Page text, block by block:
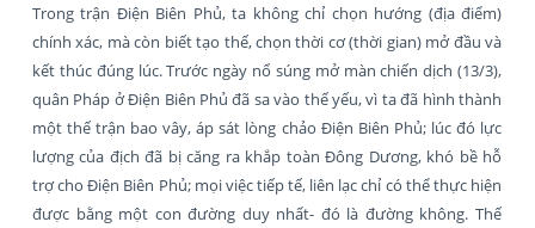
Trong trận Điện Biên Phủ, ta không chỉ chọn hướng (địa điểm)
chính xác, mà còn biết tạo thế, chọn thời cơ (thời gian) mở đầu và
kết thúc đúng lúc. Trước ngày nổ súng mở màn chiến dịch (13/3),
quân Pháp ở Điện Biên Phủ đã sa vào thế yếu, vì ta đã hình thành
một thế trận bao vây, áp sát lòng chảo Điện Biên Phủ; lúc đó lực
lượng của địch đã bị căng ra khắp toàn Đông Dương, khó bề hỗ
trợ cho Điện Biên Phủ; mọi việc tiếp tế, liên lạc chỉ có thể thực hiện
được bằng một con đường duy nhất- đó là đường không. Thế